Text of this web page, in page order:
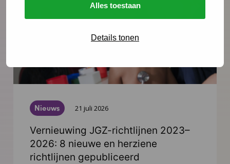
Alles toestaan
Details tonen
Nieuws 21 juli 2026
Vernieuwing JGZ-richtlijnen 2023–
2026: 8 nieuwe en herziene
richtlijnen gepubliceerd